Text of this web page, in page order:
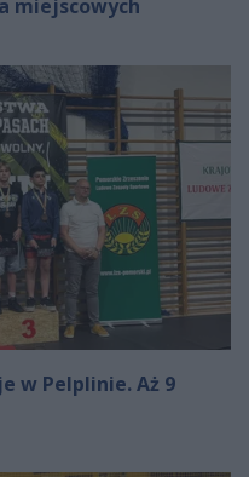
miejscowych
w Pelplinie. Aż 9